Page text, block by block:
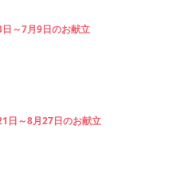
～7月9日のお献立
日～8月27日のお献立